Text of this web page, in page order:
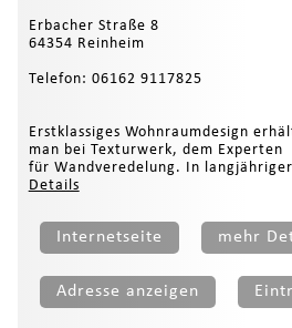
Erbacher Straße 8
64354 Reinheim
Telefon: 06162 9117825
Erstklassiges Wohnraumdesign
man bei Texturwerk, dem Experten
für Wandveredelung. In
Details
Internetseite mehr
Adresse anzeigen